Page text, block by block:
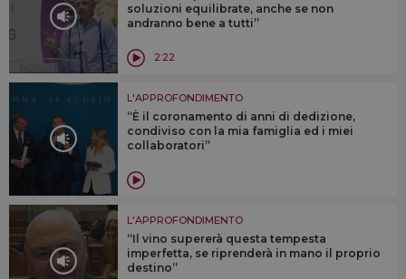
soluzioni equilibrate, anche se non
andranno bene a tutti”
2:22
L'APPROFONDIMENTO
“È il coronamento di anni di dedizione,
condiviso con la mia famiglia ed i miei
collaboratori”
L'APPROFONDIMENTO
“Il vino supererà questa tempesta
imperfetta, se riprenderà in mano il proprio
destino”